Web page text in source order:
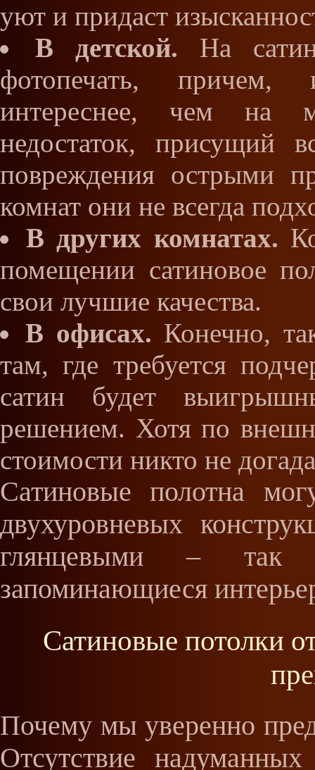
уют и придаст
В детской. На
фотопечать, причем,
интереснее, чем на
недостаток,
повреждения острыми
комнат они не всегда
В других комнатах.
помещении сатиновое
свои лучшие качества.
В офисах. Конечно,
там, где требуется
сатин будет
решением. Хотя по
стоимости никто не
Сатиновые полотна
двухуровневых
глянцевыми – так
запоминающиеся
Сатиновые потолки
Почему мы уверенно
Отсутствие